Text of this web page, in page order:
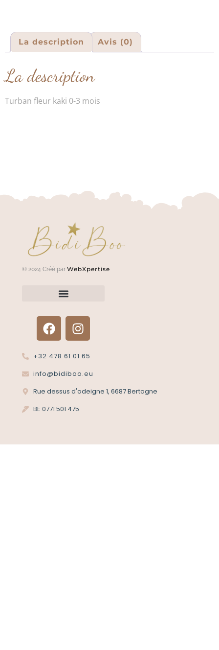
La description Avis (0)
La description
Turban fleur kaki 0-3 mois
© 2024 Créé par WebXpertise
+32 478 61 01 65
info@bidiboo.eu
Rue dessus d'odeigne 1, 6687 Bertogne
BE 0771 501 475